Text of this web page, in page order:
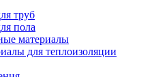
труб
пола
материалы
для теплоизоляции